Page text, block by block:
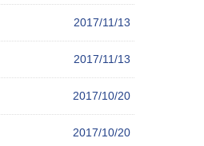
2017/11/13
2017/11/13
2017/10/20
2017/10/20